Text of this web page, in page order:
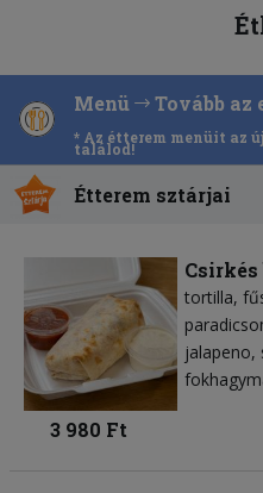
Menü Tovább az
* Az étterem menüit az
találod!
Étterem sztárjai
tortilla
jalapeno
3 980 Ft